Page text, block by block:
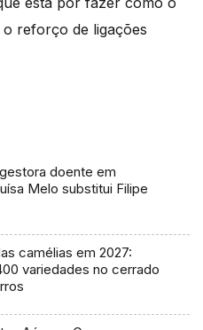
reforço de ligações
doente em
Melo substitui Filipe
camélias em 2027:
variedades no cerrado